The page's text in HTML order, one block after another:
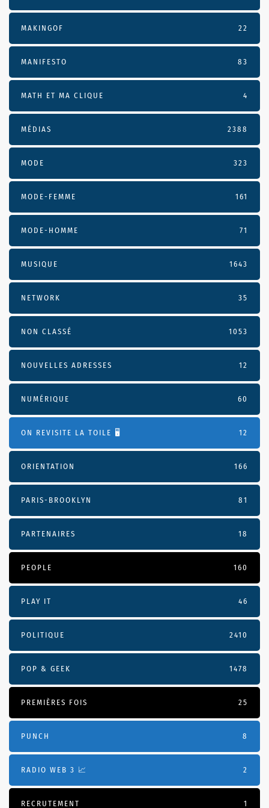
MAKINGOF 22
MANIFESTO 83
MATH ET MA CLIQUE 4
MÉDIAS 2388
MODE 323
MODE-FEMME 161
MODE-HOMME 71
MUSIQUE 1643
NETWORK 35
NON CLASSÉ 1053
NOUVELLES ADRESSES 12
NUMÉRIQUE 60
ON REVISITE LA TOILE 🖥️ 12
ORIENTATION 166
PARIS-BROOKLYN 81
PARTENAIRES 18
PEOPLE 160
PLAY IT 46
POLITIQUE 2410
POP & GEEK 1478
PREMIÈRES FOIS 25
PUNCH 8
RADIO WEB 3 📈 2
RECRUTEMENT 1